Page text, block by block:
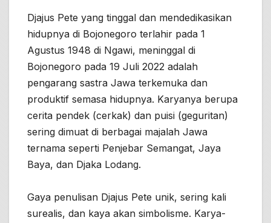
Djajus Pete yang tinggal dan mendedikasikan
hidupnya di Bojonegoro terlahir pada 1
Agustus 1948 di Ngawi, meninggal di
Bojonegoro pada 19 Juli 2022 adalah
pengarang sastra Jawa terkemuka dan
produktif semasa hidupnya. Karyanya berupa
cerita pendek (cerkak) dan puisi (geguritan)
sering dimuat di berbagai majalah Jawa
ternama seperti Penjebar Semangat, Jaya
Baya, dan Djaka Lodang.
Gaya penulisan Djajus Pete unik, sering kali
surealis, dan kaya akan simbolisme. Karya-